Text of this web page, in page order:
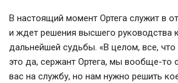
В настоящий момент Ортега служит в
и ждет решения высшего руководства
дальнейшей судьбы. «В целом, все,
это да, сержант Ортега, мы вообще-то
вас на службу, но нам нужно решить